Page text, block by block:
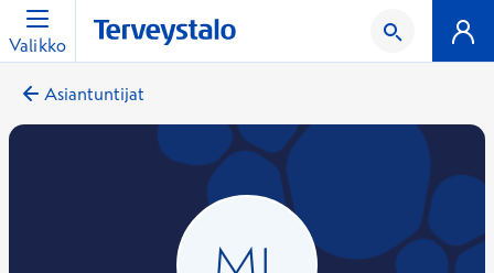
Valikko
Asiantuntijat